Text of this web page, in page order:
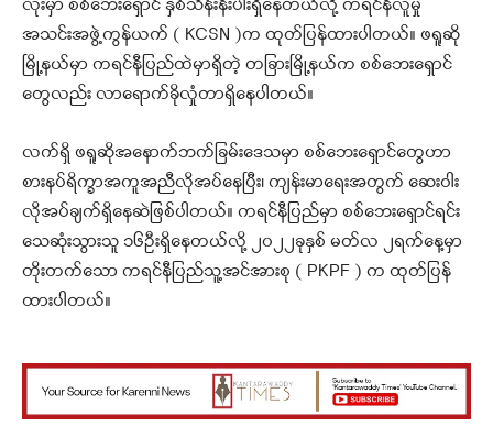
လုံးမှာ စစ်ဘေးရှောင် နှစ်သိန်းနီးပါးရှိနေတယ်လို့ ကရင်နီလူမှု
အသင်းအဖွဲ့ကွန်ယက် ( KCSN )က ထုတ်ပြန်ထားပါတယ်။ ဖရူဆို
မြို့နယ်မှာ ကရင်နီပြည်ထဲမှာရှိတဲ့ တခြားမြို့နယ်က စစ်ဘေးရှောင်
တွေလည်း လာရောက်ခိုလှုံတာရှိနေပါတယ်။
လက်ရှိ ဖရူဆိုအနောက်ဘက်ခြမ်းဒေသမှာ စစ်ဘေးရှောင်တွေဟာ
စားနပ်ရိက္ခာအကူအညီလိုအပ်နေပြီး၊ ကျန်းမာရေးအတွက် ဆေးဝါး
လိုအပ်ချက်ရှိနေဆဲဖြစ်ပါတယ်။ ကရင်နီပြည်မှာ စစ်ဘေးရှောင်ရင်း
သေဆုံးသွားသူ ၁၆ဦးရှိနေတယ်လို့ ၂၀၂၂ခုနှစ် မတ်လ ၂ရက်နေ့မှာ
တိုးတက်သော ကရင်နီပြည်သူ့အင်အားစု ( PKPF ) က ထုတ်ပြန်
ထားပါတယ်။